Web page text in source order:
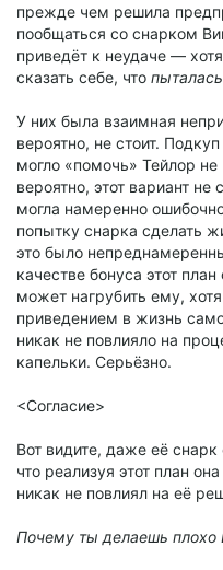
прежде чем решила
пообщаться со снарком
приведёт к неудаче —
сказать себе, что пыталась
У них была взаимная
вероятно, не стоит.
могло «помочь» Тейлор не
вероятно, этот вариант
могла намеренно
попытку снарка сделать
это было
качестве бонуса этот
может нагрубить ему,
приведением в жизнь
никак не повлияло на
капельки. Серьёзно.
<Согласие>
Вот видите, даже её снарк
что реализуя этот план
никак не повлиял на её
Почему ты делаешь плохо